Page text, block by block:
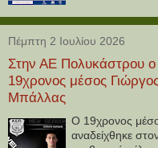
Πέμπτη 2 Ιουλίου 2026
Στην ΑΕ Πολυκάστρου ο
19χρονος μέσος Γιώργος
Μπάλλας
Ο 19χρονος
αναδείχθηκε